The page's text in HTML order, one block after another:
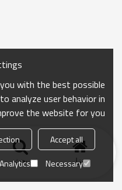
منزل بحث
with the best possible
analyze user behavior in
the website for you.
Accept all
Necessary
Analytics